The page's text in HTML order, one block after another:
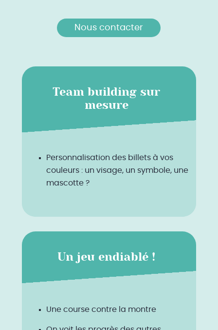
Nous contacter
Team building sur
mesure
Personnalisation des billets à vos
couleurs : un visage, un symbole, une
mascotte ?
Un jeu endiablé !
Une course contre la montre